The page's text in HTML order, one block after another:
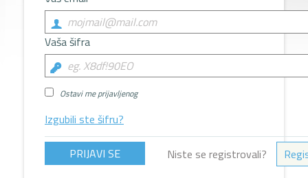
Vaša šifra
Ostavi me prijavljenog
Izgubili ste šifru?
Niste se registrovali?